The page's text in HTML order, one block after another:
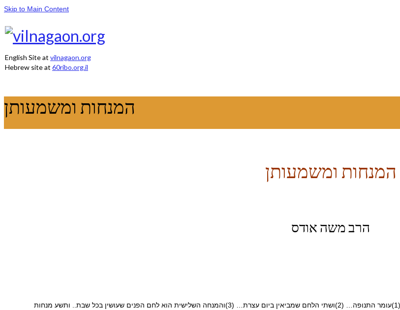
Skip to Main Content
English Site at vilnagaon.org
Hebrew site at 60ribo.org.il
המנחות ומשמעותן
המנחות ומשמעותן
הרב משה אודס
המנחות הם מן הקרבנות…מהם מנחת צבור ומהם מנחת יחיד. שלש מנחות לצבור: (1)עומר התנופה… (2)ושתי הלחם שמביאין ביום עצרת… (3)והמנחה השלישית הוא לחם הפנים שעושין בכל שבת.. ותשע מנחות